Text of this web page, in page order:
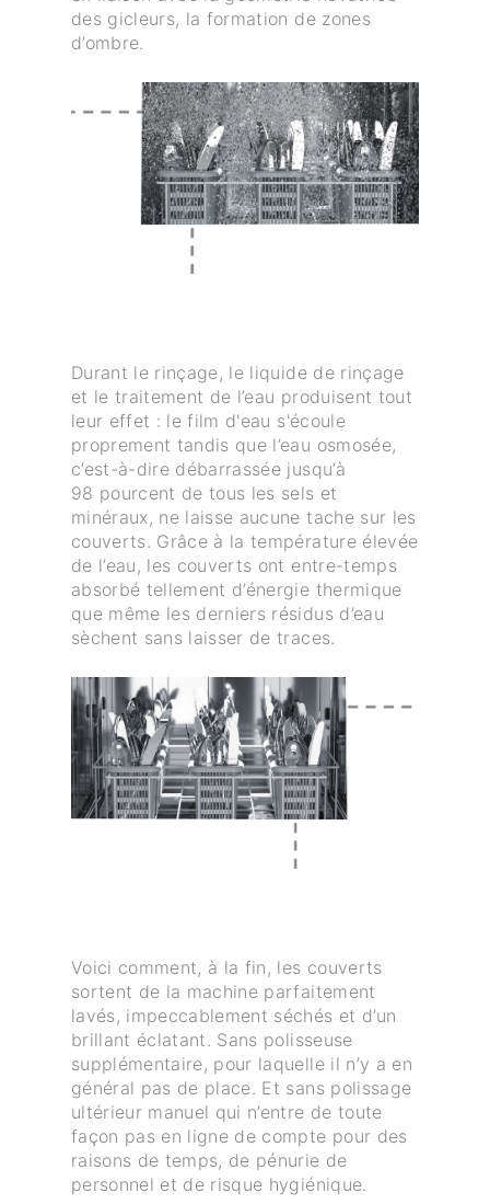
des gicleurs, la formation de zones
d’ombre.
Durant le rinçage, le liquide de rinçage
et le traitement de l’eau produisent tout
leur effet : le film d'eau s'écoule
proprement tandis que l’eau osmosée,
c’est-à-dire débarrassée jusqu’à
98 pourcent de tous les sels et
minéraux, ne laisse aucune tache sur les
couverts. Grâce à la température élevée
de l’eau, les couverts ont entre-temps
absorbé tellement d’énergie thermique
que même les derniers résidus d’eau
sèchent sans laisser de traces.
Voici comment, à la fin, les couverts
sortent de la machine parfaitement
lavés, impeccablement séchés et d’un
brillant éclatant. Sans polisseuse
supplémentaire, pour laquelle il n’y a en
général pas de place. Et sans polissage
ultérieur manuel qui n’entre de toute
façon pas en ligne de compte pour des
raisons de temps, de pénurie de
personnel et de risque hygiénique.